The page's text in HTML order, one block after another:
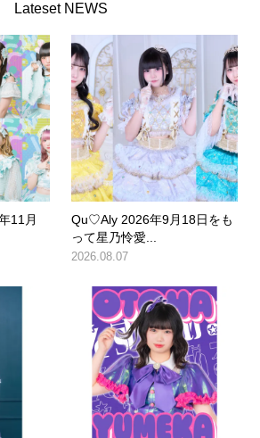
Lateset NEWS
11月
Qu♡Aly 2026年9月18日をも
って星乃怜愛...
2026.08.07